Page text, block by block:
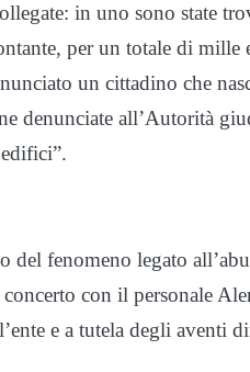
in uno sono state
per un totale di
un cittadino che
denunciate all’Autorità
del fenomeno legato
con il personale
e a tutela degli aventi